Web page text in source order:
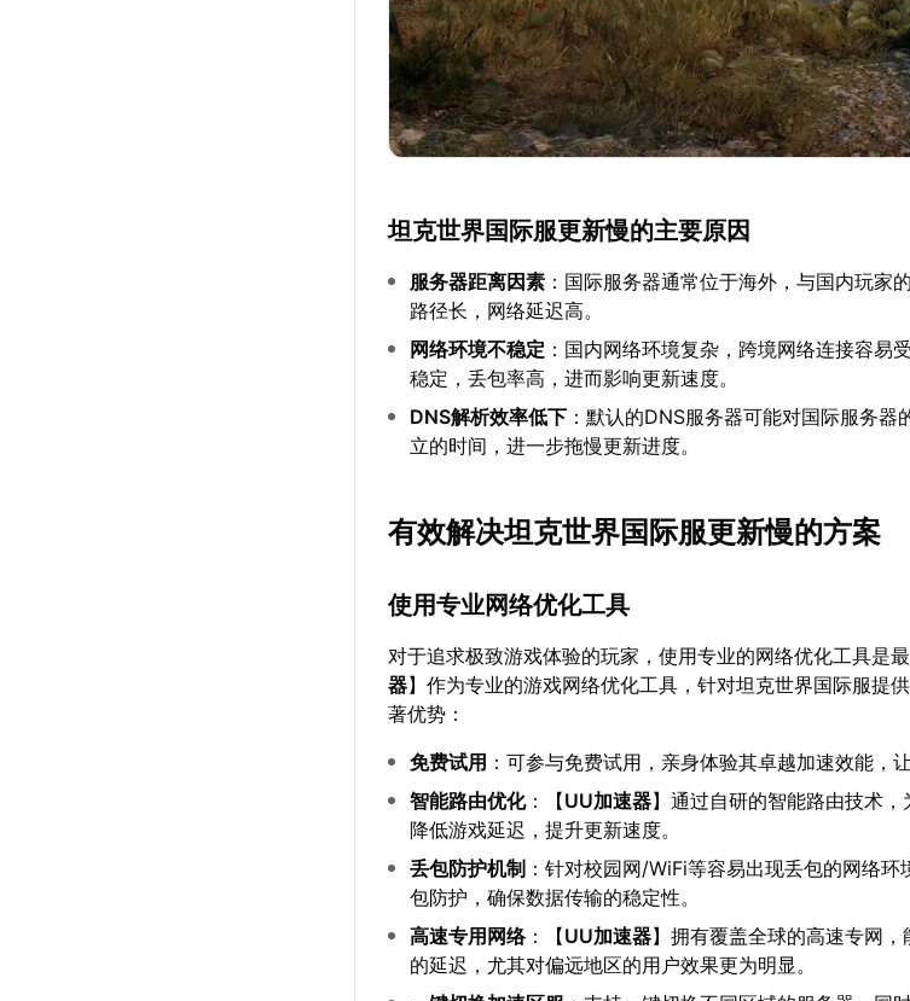
坦克世界国际服更新慢的主要原因
服务器距离因素 ：国际服务器通常位于海外，与国内玩家
路径长，网络延迟高。
网络环境不稳定 ：国内网络环境复杂，跨境网络连接容易
稳定，丢包率高，进而影响更新速度。
DNS解析效率低下 ：默认的DNS服务器可能对国际服务
立的时间，进一步拖慢更新进度。
有效解决坦克世界国际服更新慢的方案
使用专业网络优化工具
对于追求极致游戏体验的玩家，使用专业的网络优化工具是
器】作为专业的游戏网络优化工具，针对坦克世界国际服提
著优势：
免费试用 ：可参与免费试用，亲身体验其卓越加速效能，
智能路由优化：【UU加速器】通过自研的智能路由技术
降低游戏延迟，提升更新速度。
丢包防护机制 ：针对校园网/WiFi等容易出现丢包的网络环
包防护，确保数据传输的稳定性。
高速专用网络：【UU加速器】拥有覆盖全球的高速专网
的延迟，尤其对偏远地区的用户效果更为明显。